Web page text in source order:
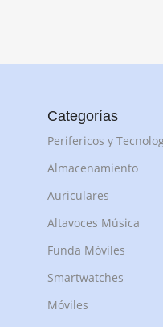
Categorías
Perifericos y
Almacenamiento
Auriculares
Altavoces Música
Funda Móviles
Smartwatches
Móviles